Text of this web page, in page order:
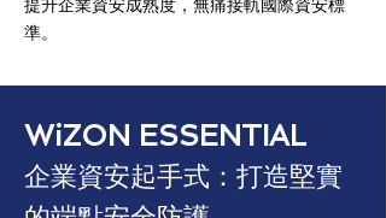
提升企業資安成熟度，無痛接軌國際資安標
準。
WiZON ESSENTIAL
企業資安起手式：打造堅實